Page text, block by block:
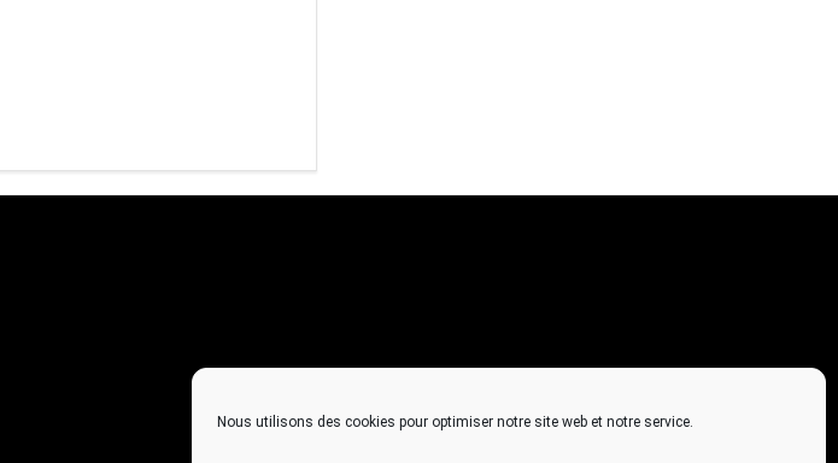
Nous utilisons des cookies pour optimiser notre site web et notre service.